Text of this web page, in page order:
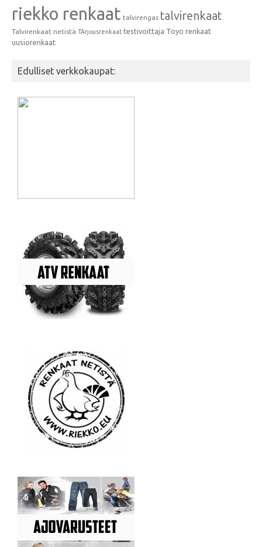
riekko renkaat talvirengas talvirenkaat
Talvirenkaat netistä TArjousrenkaat testivoittaja Toyo renkaat
uusiorenkaat
Edulliset verkkokaupat: